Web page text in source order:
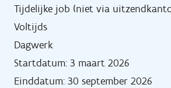
Tijdelijke job (niet via
Voltijds
Dagwerk
Startdatum: 3 maart 2026
Einddatum: 30 september 2026